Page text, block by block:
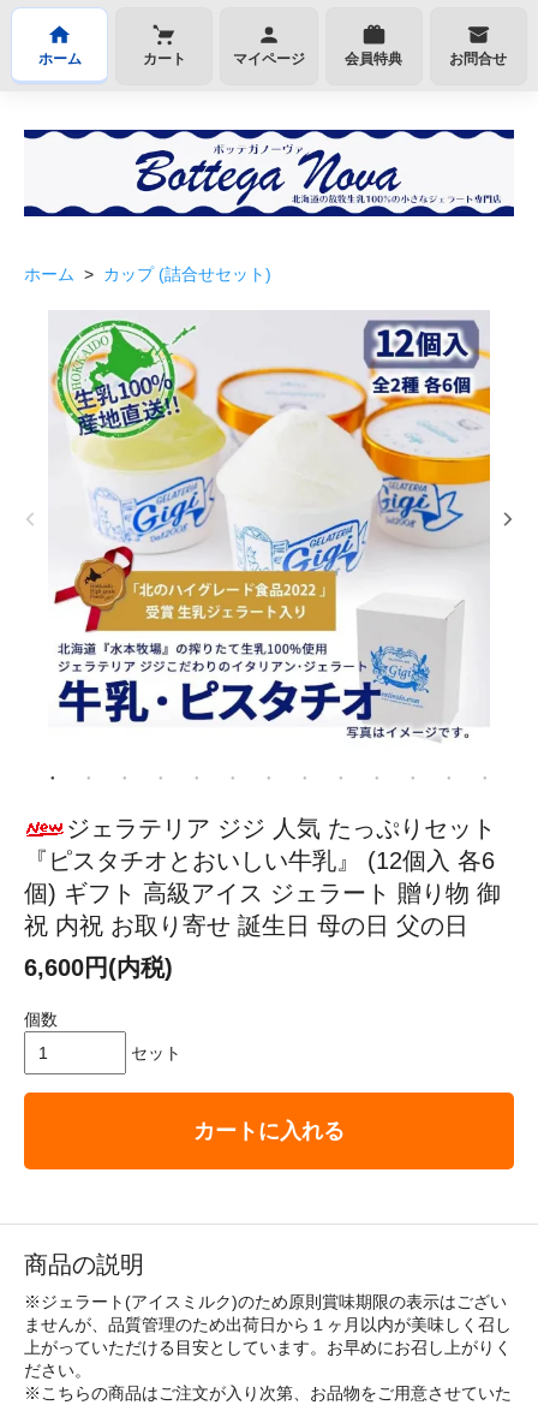
ホーム カート マイページ 会員特典 お問合せ
ホーム > カップ (詰合せセット)
ジェラテリア ジジ 人気 たっぷりセット
『ピスタチオとおいしい牛乳』 (12個入 各6
個) ギフト 高級アイス ジェラート 贈り物 御
祝 内祝 お取り寄せ 誕生日 母の日 父の日
6,600円(内税)
個数
セット
カートに入れる
商品の説明
※ジェラート(アイスミルク)のため原則賞味期限の表示はござい
ませんが、品質管理のため出荷日から１ヶ月以内が美味しく召し
上がっていただける目安としています。お早めにお召し上がりく
ださい。
※こちらの商品はご注文が入り次第、お品物をご用意させていた